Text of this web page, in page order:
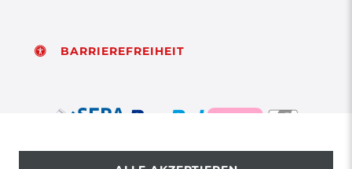
BARRIEREFREIHEIT